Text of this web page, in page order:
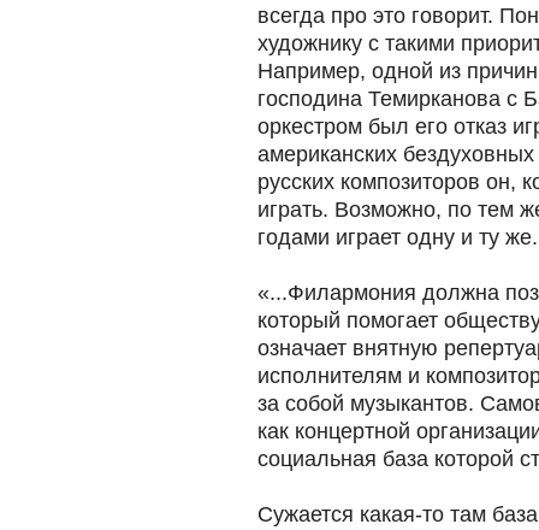
всегда про это говорит.
художнику с такими
Например, одной из
господина Темирканова с
оркестром был его отказ
американских
русских композиторов он,
играть. Возможно, по тем
годами играет одну и ту же.
«...Филармония должна
который помогает
означает внятную
исполнителям и
за собой музыкантов.
как концертной
социальная база которой
Сужается какая-то там